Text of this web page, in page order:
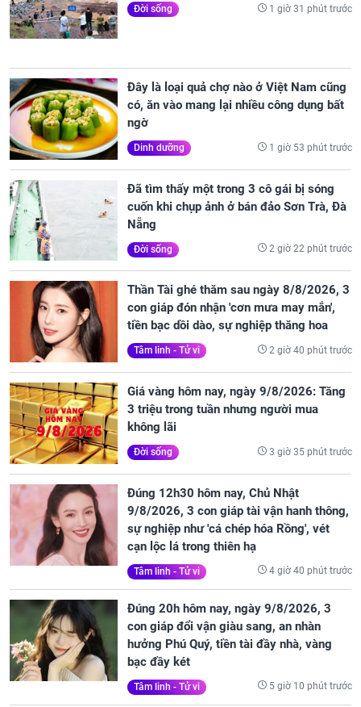
Đời sống 1 giờ 31 phút trước
Đây là loại quả chợ nào ở Việt Nam cũng
có, ăn vào mang lại nhiều công dụng bất
ngờ
Dinh dưỡng 1 giờ 53 phút trước
Đã tìm thấy một trong 3 cô gái bị sóng
cuốn khi chụp ảnh ở bán đảo Sơn Trà, Đà
Nẵng
Đời sống 2 giờ 22 phút trước
Thần Tài ghé thăm sau ngày 8/8/2026, 3
con giáp đón nhận 'cơn mưa may mắn',
tiền bạc dồi dào, sự nghiệp thăng hoa
Tâm linh - Tử vi 2 giờ 40 phút trước
Giá vàng hôm nay, ngày 9/8/2026: Tăng
3 triệu trong tuần nhưng người mua
không lãi
Đời sống 3 giờ 35 phút trước
Đúng 12h30 hôm nay, Chủ Nhật
9/8/2026, 3 con giáp tài vận hanh thông,
sự nghiệp như 'cá chép hóa Rồng', vét
cạn lộc lá trong thiên hạ
Tâm linh - Tử vi 4 giờ 40 phút trước
Đúng 20h hôm nay, ngày 9/8/2026, 3
con giáp đổi vận giàu sang, an nhàn
hưởng Phú Quý, tiền tài đầy nhà, vàng
bạc đầy két
Tâm linh - Tử vi 5 giờ 10 phút trước